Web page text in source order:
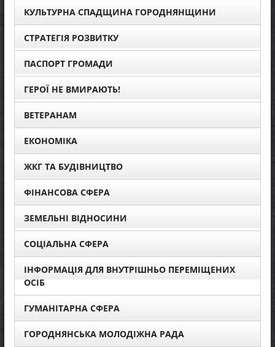
КУЛЬТУРНА СПАДЩИНА ГОРОДНЯНЩИНИ
СТРАТЕГІЯ РОЗВИТКУ
ПАСПОРТ ГРОМАДИ
ГЕРОЇ НЕ ВМИРАЮТЬ!
ВЕТЕРАНАМ
ЕКОНОМІКА
ЖКГ ТА БУДІВНИЦТВО
ФІНАНСОВА СФЕРА
ЗЕМЕЛЬНІ ВІДНОСИНИ
СОЦІАЛЬНА СФЕРА
ІНФОРМАЦІЯ ДЛЯ ВНУТРІШНЬО ПЕРЕМІЩЕНИХ
ОСІБ
ГУМАНІТАРНА СФЕРА
ГОРОДНЯНСЬКА МОЛОДІЖНА РАДА